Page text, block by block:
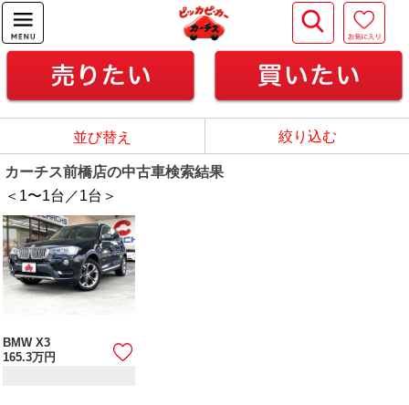
並び替え 絞り込む
カーチス前橋店の中古車検索結果
＜1〜1台／1台＞
BMW X3
165.3万円